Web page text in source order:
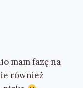
mam fazę na
również